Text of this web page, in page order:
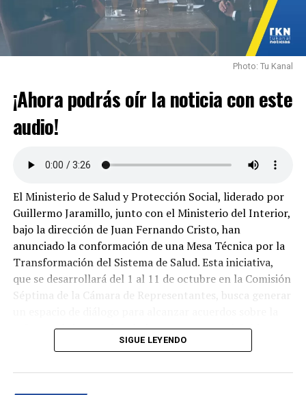
Photo: Tu Kanal
¡Ahora podrás oír la noticia con este
audio!
El Ministerio de Salud y Protección Social, liderado por
Guillermo Jaramillo, junto con el Ministerio del Interior,
bajo la dirección de Juan Fernando Cristo, han
anunciado la conformación de una Mesa Técnica por la
Transformación del Sistema de Salud. Esta iniciativa,
que se desarrollará del 1 al 11 de octubre en la Comisión
Séptima de la Cámara de Representantes, busca generar
reforma al sistema de salud propuesta por el Gobierno
Participación y Representación en la Mesa Técnica
SIGUE LEYENDO